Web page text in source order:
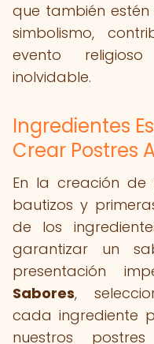
que también
simbolismo,
evento
inolvidable.
Ingredientes
Crear Postres
En la creación de
bautizos y
de los
garantizar un
presentación
Sabores,
cada ingrediente
nuestros